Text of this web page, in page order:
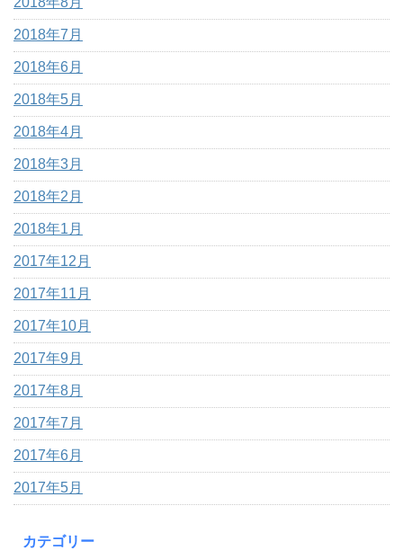
2018年7月
2018年6月
2018年5月
2018年4月
2018年3月
2018年2月
2018年1月
2017年12月
2017年11月
2017年10月
2017年9月
2017年8月
2017年7月
2017年6月
2017年5月
カテゴリー